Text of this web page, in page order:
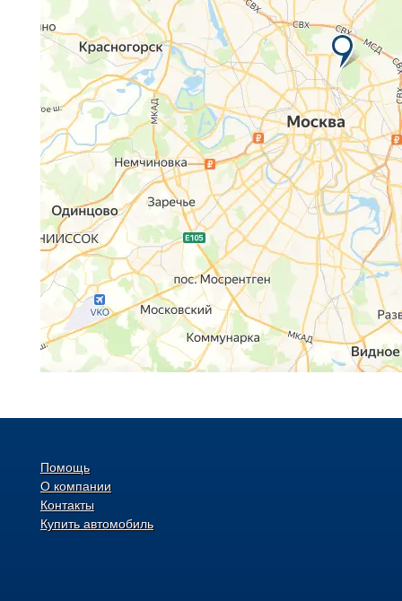
Помощь
О компании
Контакты
Купить автомобиль